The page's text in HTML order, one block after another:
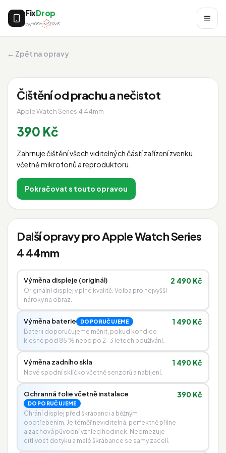
FixDrop
by
← Zpět na opravy
Čištění od prachu a nečistot
Apple Watch Series 4 44mm
390 Kč
Zahrnuje čištění všech viditelných částí zařízení zvenku,
včetně mikrofonů a reproduktoru.
Pokračovat s touto opravou
Další opravy pro Apple Watch Series
4 44mm
Výměna displeje (originál)
Originální displej v plné kvalitě. Volba pro nejvyšší
nároky na obraz.
2 490 Kč
Výměna baterie DOPORUČUJEME
Baterii doporučujeme měnit, pokud kondice
klesne pod 85 % nebo po 2–3 letech používání.
1 490 Kč
Výměna zadního skla
Nové spodní sklíčko včetně senzorů a nabíjení.
1 490 Kč
Ochranná folie včetně instalace
DOPORUČUJEME
Chrání displej před škrábanci a běžným
opotřebením. Je téměř neviditelná, perfektně přilne
a zachová původní vzhled hodinek. Neomezuje
citlivost dotyku a malé škrábance se samy zacelí.
390 Kč